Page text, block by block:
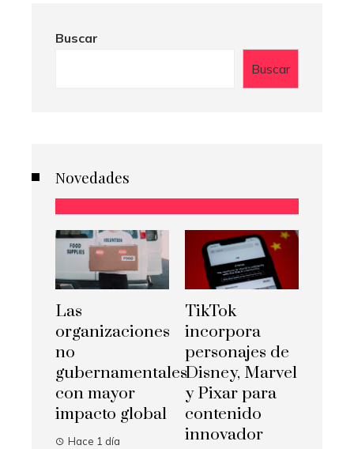
Buscar
Buscar
Novedades
Las
organizaciones
no
gubernamentales
con mayor
impacto global
Hace 1 día
TikTok
incorpora
personajes de
Disney, Marvel
y Pixar para
contenido
innovador